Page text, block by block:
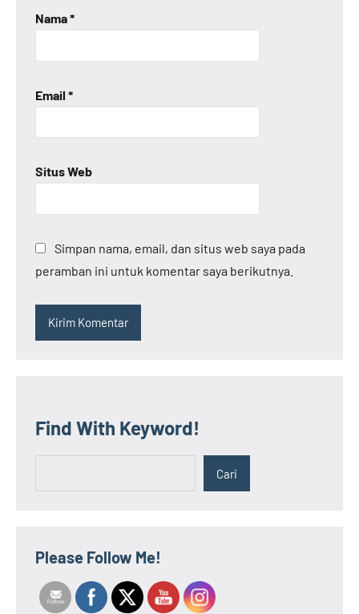
Nama*
Email *
Situs Web
Simpan nama, email, dan situs web saya pada
peramban ini untuk komentar saya berikutnya.
Find With Keyword!
Cari
Please Follow Me!